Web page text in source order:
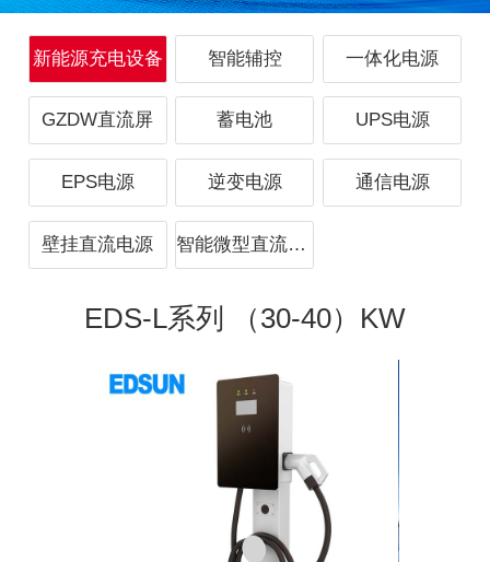
新能源充电设备 智能辅控 一体化电源
GZDW直流屏 蓄电池 UPS电源
EPS电源 逆变电源 通信电源
壁挂直流电源 智能微型直流电源
EDS-L系列 （30-40）KW